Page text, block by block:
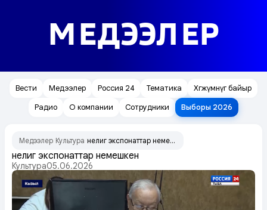
МЕДЭЭЛЕР
Вести Медээлер Россия 24 Тематика
Хөгжүмнүг байыр
Радио
О компании Сотрудники Выборы 2026
Медээлер Культура Үнелиг экспонаттар немешкен
Үнелиг экспонаттар немешкен
Культура05.06.2026